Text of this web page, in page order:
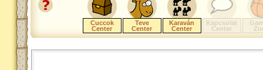
Cuccok
Center
Teve
Center
Karaván
Center
Kapcsolat
Center